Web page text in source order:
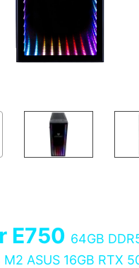
E750 64GB
ASUS 16GB RTX